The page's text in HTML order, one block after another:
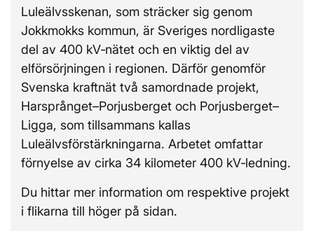
Luleälvsskenan, som sträcker sig genom
Jokkmokks kommun, är Sveriges nordligaste
del av 400 kV‑nätet och en viktig del av
elförsörjningen i regionen. Därför genomför
Svenska kraftnät två samordnade projekt,
Harsprånget–Porjusberget och Porjusberget–
Ligga, som tillsammans kallas
Luleälvsförstärkningarna. Arbetet omfattar
förnyelse av cirka 34 kilometer 400 kV‑ledning.
Du hittar mer information om respektive projekt
i flikarna till höger på sidan.